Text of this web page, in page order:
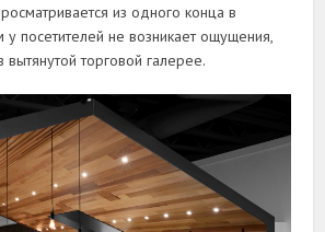
из одного конца в
у посетителей не возникает ощущения,
вытянутой торговой галерее.